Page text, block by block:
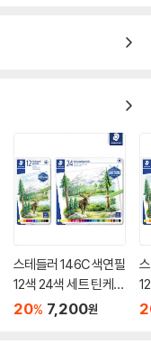
스테들러 146C 색연필
12색 24색 세트 틴케이
스
20% 7,200원
스